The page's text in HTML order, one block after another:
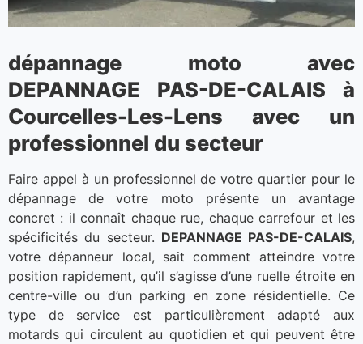
dépannage moto avec
DEPANNAGE PAS-DE-CALAIS à
Courcelles-Les-Lens avec un
professionnel du secteur
Faire appel à un professionnel de votre quartier pour le
dépannage de votre moto présente un avantage
concret : il connaît chaque rue, chaque carrefour et les
spécificités du secteur. DEPANNAGE PAS-DE-CALAIS,
votre dépanneur local, sait comment atteindre votre
position rapidement, qu’il s’agisse d’une ruelle étroite en
centre-ville ou d’un parking en zone résidentielle. Ce
type de service est particulièrement adapté aux
motards qui circulent au quotidien et qui peuvent être